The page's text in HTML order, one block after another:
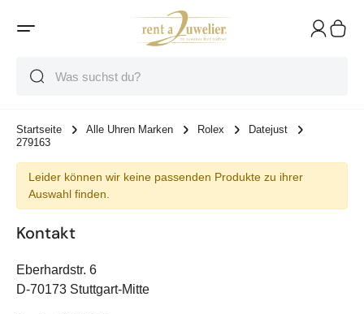
Startseite Alle Uhren Marken Rolex
Datejust
279163
Leider können wir keine passenden Produkte zu ihrer
Auswahl finden.
Kontakt
Eberhardstr. 6
D-70173 Stuttgart-Mitte